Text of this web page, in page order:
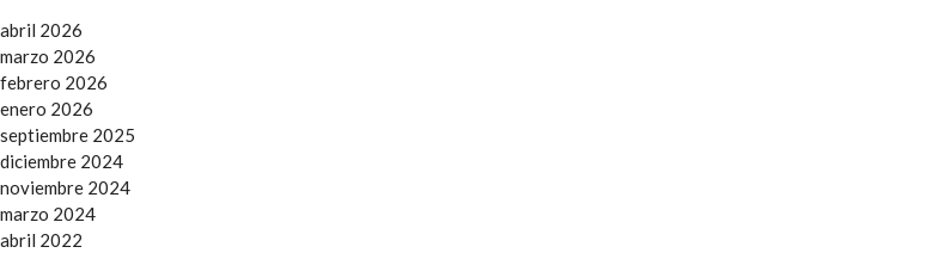
abril 2026
marzo 2026
febrero 2026
enero 2026
septiembre 2025
diciembre 2024
noviembre 2024
marzo 2024
abril 2022